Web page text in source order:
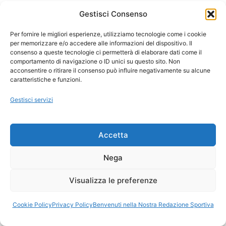
Gestisci Consenso
Per fornire le migliori esperienze, utilizziamo tecnologie come i cookie
per memorizzare e/o accedere alle informazioni del dispositivo. Il
consenso a queste tecnologie ci permetterà di elaborare dati come il
comportamento di navigazione o ID unici su questo sito. Non
acconsentire o ritirare il consenso può influire negativamente su alcune
caratteristiche e funzioni.
Gestisci servizi
Accetta
Nega
Visualizza le preferenze
Cookie PolicyPrivacy PolicyBenvenuti nella Nostra Redazione Sportiva
sulla superficie del Sole
Kobe Bryant (Basket): "Il momento in cui ti
arrendi, è il momento in cui lasci che qualcun
Ora Esatta in Italia in questo momento